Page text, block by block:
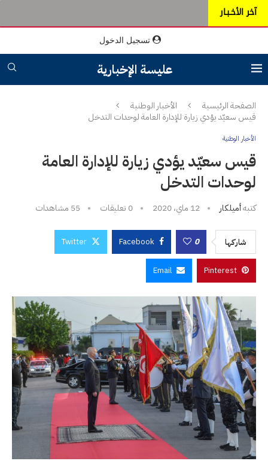
آخر الأخـبـار
تسجيل الدخول
عليسة الإخبارية
الصفحة الرئيسية
الأخبار الوطنية
قيس سعيّد يؤدي زيارة للإدارة العامة لوحدات التدخل
الأخبار الوطنية
قيس سعيّد يؤدي زيارة للإدارة العامة
لوحدات التدخل
كتبهأميلكار 12 ماي، 2020 0 تعليقات 55 مشاهدات
شاركها 0
Facebook
Twitter
Pinterest
Email